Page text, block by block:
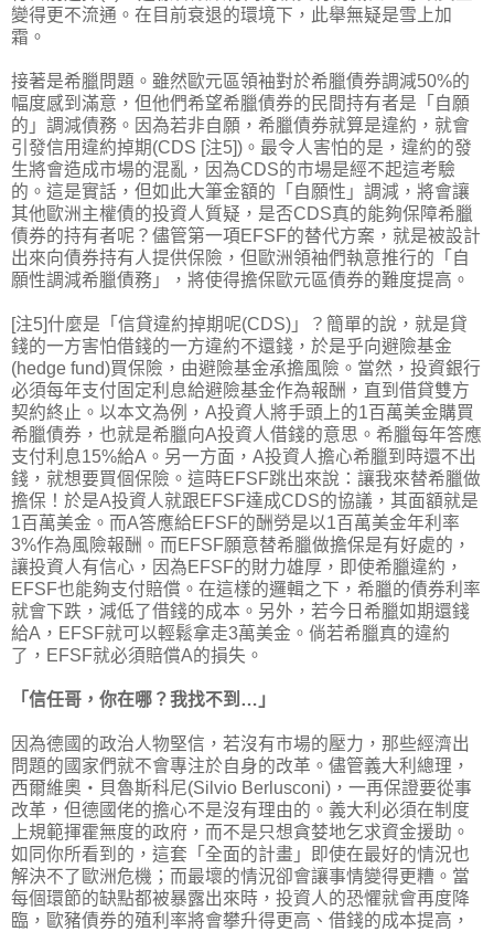
變得更不流通。在目前衰退的環境下，此舉無疑是雪上加
霜。
接著是希臘問題。雖然歐元區領袖對於希臘債券調減50%的
幅度感到滿意，但他們希望希臘債券的民間持有者是「自願
的」調減債務。因為若非自願，希臘債券就算是違約，就會
引發信用違約掉期(CDS [注5])。最令人害怕的是，違約的發
生將會造成市場的混亂，因為CDS的市場是經不起這考驗
的。這是實話，但如此大筆金額的「自願性」調減，將會讓
其他歐洲主權債的投資人質疑，是否CDS真的能夠保障希臘
債券的持有者呢？儘管第一項EFSF的替代方案，就是被設計
出來向債券持有人提供保險，但歐洲領袖們執意推行的「自
願性調減希臘債務」，將使得擔保歐元區債券的難度提高。
[注5]什麼是「信貸違約掉期呢(CDS)」？簡單的說，就是貸
錢的一方害怕借錢的一方違約不還錢，於是乎向避險基金
(hedge fund)買保險，由避險基金承擔風險。當然，投資銀行
必須每年支付固定利息給避險基金作為報酬，直到借貸雙方
契約終止。以本文為例，A投資人將手頭上的1百萬美金購買
希臘債券，也就是希臘向A投資人借錢的意思。希臘每年答應
支付利息15%給A。另一方面，A投資人擔心希臘到時還不出
錢，就想要買個保險。這時EFSF跳出來說：讓我來替希臘做
擔保！於是A投資人就跟EFSF達成CDS的協議，其面額就是
1百萬美金。而A答應給EFSF的酬勞是以1百萬美金年利率
3%作為風險報酬。而EFSF願意替希臘做擔保是有好處的，
讓投資人有信心，因為EFSF的財力雄厚，即使希臘違約，
EFSF也能夠支付賠償。在這樣的邏輯之下，希臘的債券利率
就會下跌，減低了借錢的成本。另外，若今日希臘如期還錢
給A，EFSF就可以輕鬆拿走3萬美金。倘若希臘真的違約
了，EFSF就必須賠償A的損失。
「信任哥，你在哪？我找不到…」
因為德國的政治人物堅信，若沒有市場的壓力，那些經濟出
問題的國家們就不會專注於自身的改革。儘管義大利總理，
西爾維奧‧貝魯斯科尼(Silvio Berlusconi)，一再保證要從事
改革，但德國佬的擔心不是沒有理由的。義大利必須在制度
上規範揮霍無度的政府，而不是只想貪婪地乞求資金援助。
如同你所看到的，這套「全面的計畫」即使在最好的情況也
解決不了歐洲危機；而最壞的情況卻會讓事情變得更糟。當
每個環節的缺點都被暴露出來時，投資人的恐懼就會再度降
臨，歐豬債券的殖利率將會攀升得更高、借錢的成本提高，